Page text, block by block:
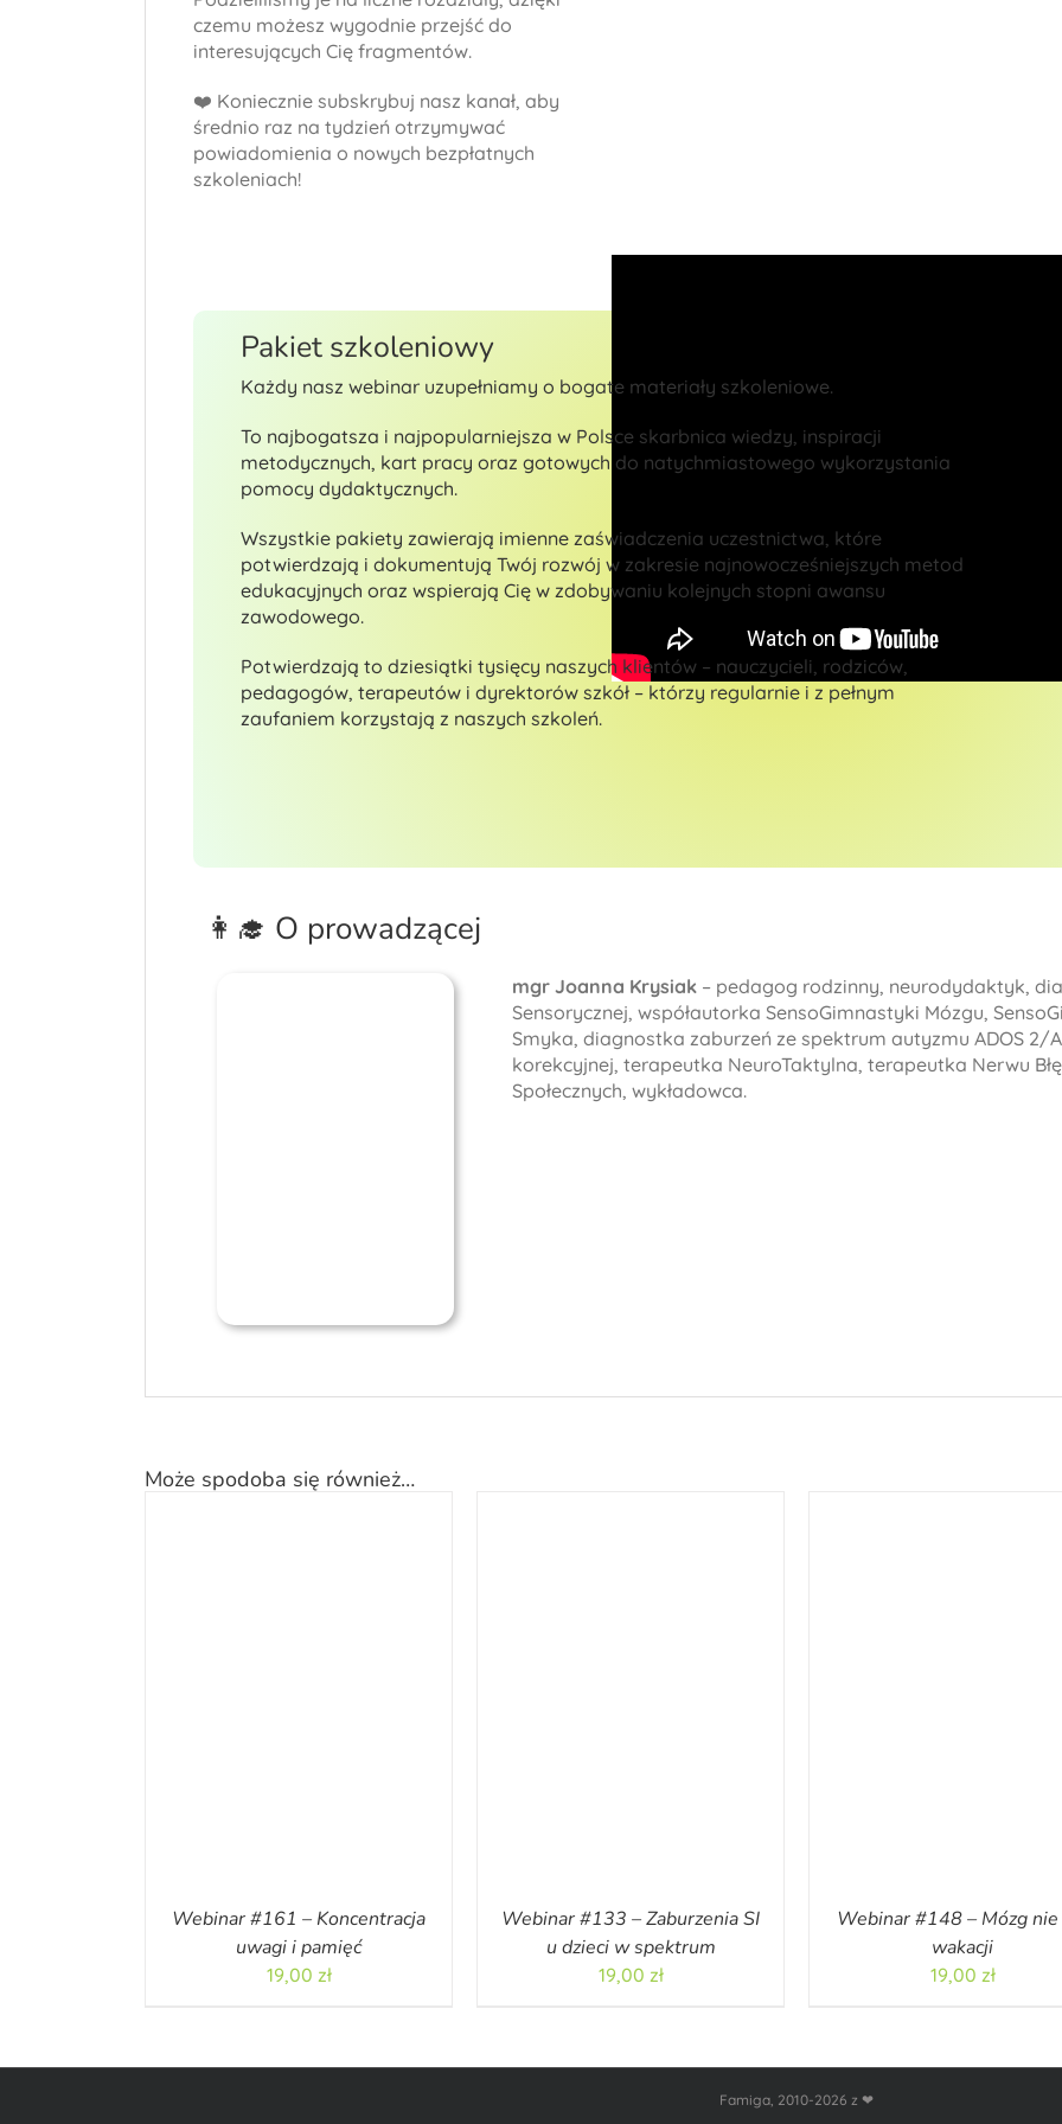
czemu możesz wygodnie przejść do
interesujących Cię fragmentów.
❤️ Koniecznie subskrybuj nasz kanał, aby
średnio raz na tydzień otrzymywać
powiadomienia o nowych bezpłatnych
szkoleniach!
Pakiet szkoleniowy
Każdy nasz webinar uzupełniamy o bogate materiały szkoleniowe.
To najbogatsza i najpopularniejsza w Polsce skarbnica wiedzy, inspiracji
metodycznych, kart pracy oraz gotowych do natychmiastowego wykorzystania
pomocy dydaktycznych.
Wszystkie pakiety zawierają imienne zaświadczenia uczestnictwa, które
potwierdzają i dokumentują Twój rozwój w zakresie najnowocześniejszych metod
edukacyjnych oraz wspierają Cię w zdobywaniu kolejnych stopni awansu
zawodowego.
Potwierdzają to dziesiątki tysięcy naszych klientów – nauczycieli, rodziców,
pedagogów, terapeutów i dyrektorów szkół – którzy regularnie i z pełnym
zaufaniem korzystają z naszych szkoleń.
👩‍🎓 O prowadzącej
mgr Joanna Krysiak – pedagog rodzinny, neurodydaktyk,
Sensorycznej, współautorka SensoGimnastyki Mózgu,
Smyka, diagnostka zaburzeń ze spektrum autyzmu ADOS 2/
korekcyjnej, terapeutka NeuroTaktylna, terapeutka Nerwu
Społecznych, wykładowca.
Może spodoba się również…
Webinar #161 – Koncentracja
uwagi i pamięć
19,00 zł
Webinar #133 – Zaburzenia SI
u dzieci w spektrum
19,00 zł
Webinar #148 – Mózg nie
wakacji
19,00 zł
Famiga, 2010-2026 z ❤